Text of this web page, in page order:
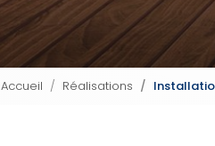
Accueil Réalisations